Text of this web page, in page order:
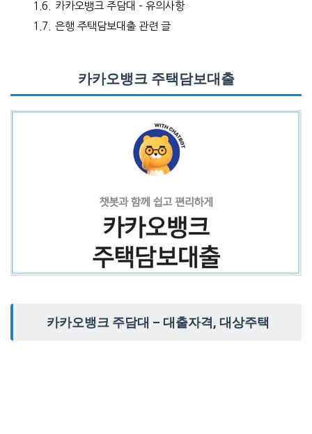
1.6.
카카오뱅크 주담대 – 유의사항
1.7.
은행 주택담보대출 관련 글
카카오뱅크 주택담보대출
카카오뱅크 주담대 – 대출자격, 대상주택